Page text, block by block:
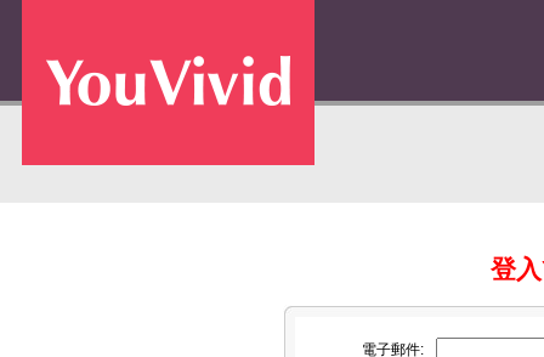
登
電子郵件: